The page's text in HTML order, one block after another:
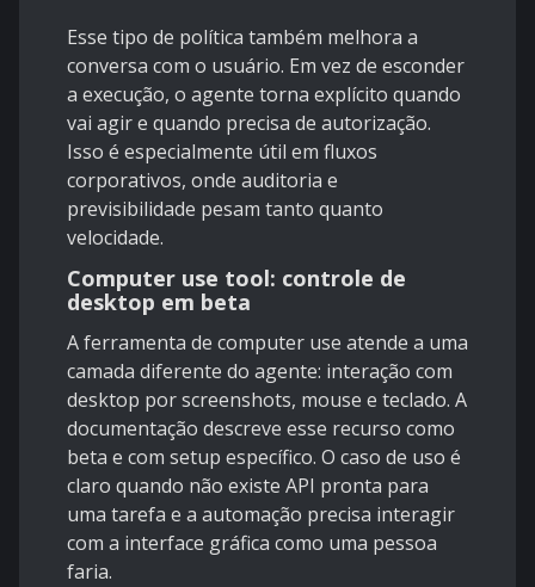
Esse tipo de política também melhora a
conversa com o usuário. Em vez de esconder
a execução, o agente torna explícito quando
vai agir e quando precisa de autorização.
Isso é especialmente útil em fluxos
corporativos, onde auditoria e
previsibilidade pesam tanto quanto
velocidade.
Computer use tool: controle de
desktop em beta
A ferramenta de computer use atende a uma
camada diferente do agente: interação com
desktop por screenshots, mouse e teclado. A
documentação descreve esse recurso como
beta e com setup específico. O caso de uso é
claro quando não existe API pronta para
uma tarefa e a automação precisa interagir
com a interface gráfica como uma pessoa
faria.